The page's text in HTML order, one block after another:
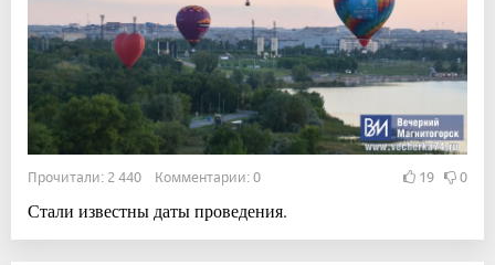
Прочитали: 2 440 Комментарии: 0 19 0
Стали известны даты проведения.